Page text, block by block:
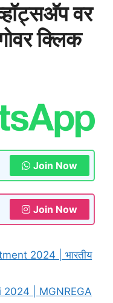
वर
क्लिक
Join Now
Join Now
2024 | भारतीय
2024 | MGNREGA